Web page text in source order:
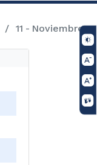
11 - Noviembre